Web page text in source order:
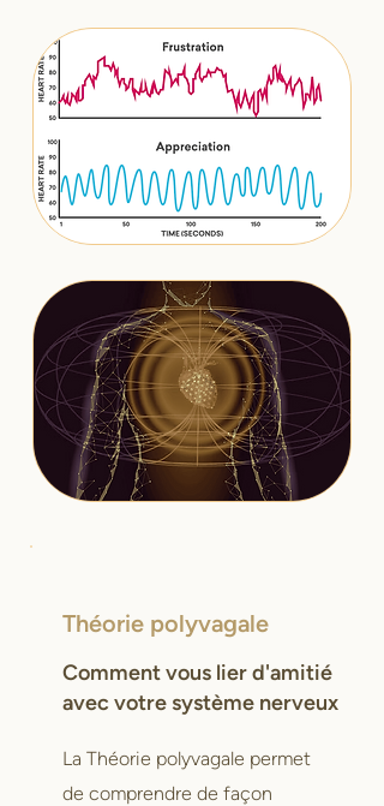
Théorie polyvagale
Comment vous lier d'amitié
avec votre système nerveux
La Théorie polyvagale permet
de comprendre de façon